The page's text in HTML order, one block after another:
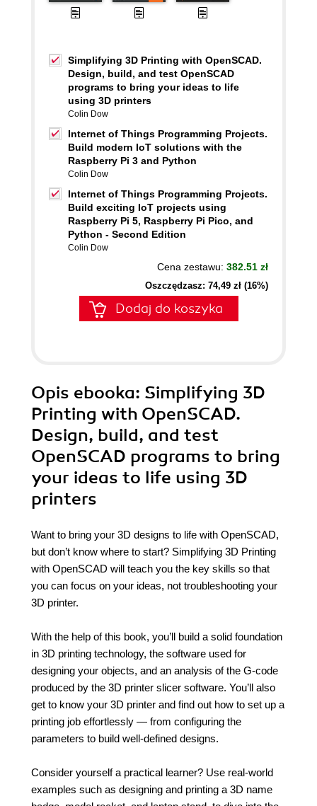
Simplifying 3D Printing with OpenSCAD.
Design, build, and test OpenSCAD
programs to bring your ideas to life
using 3D printers
Colin Dow
Internet of Things Programming Projects.
Build modern IoT solutions with the
Raspberry Pi 3 and Python
Colin Dow
Internet of Things Programming Projects.
Build exciting IoT projects using
Raspberry Pi 5, Raspberry Pi Pico, and
Python - Second Edition
Colin Dow
Cena zestawu: 382.51 zł
Oszczędzasz: 74,49 zł (16%)
Dodaj do koszyka
Opis ebooka: Simplifying 3D
Printing with OpenSCAD.
Design, build, and test
OpenSCAD programs to bring
your ideas to life using 3D
printers
Want to bring your 3D designs to life with OpenSCAD,
but don’t know where to start? Simplifying 3D Printing
with OpenSCAD will teach you the key skills so that
you can focus on your ideas, not troubleshooting your
3D printer.
With the help of this book, you’ll build a solid foundation
in 3D printing technology, the software used for
designing your objects, and an analysis of the G-code
produced by the 3D printer slicer software. You’ll also
get to know your 3D printer and find out how to set up a
printing job effortlessly — from configuring the
parameters to build well-defined designs.
Consider yourself a practical learner? Use real-world
examples such as designing and printing a 3D name